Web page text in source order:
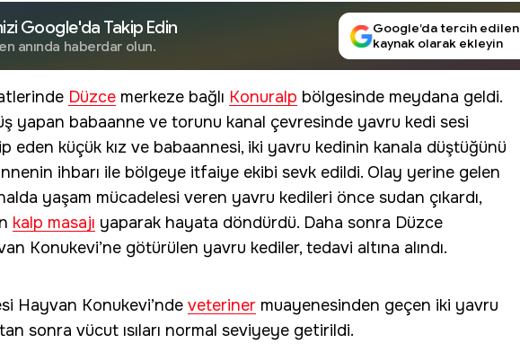
Google'da Takip Edin
anında haberdar olun.
Google’da tercih edilen
kaynak olarak ekleyin
Düzce merkeze bağlı Konuralp bölgesinde meydana geldi.
yapan babaanne ve torunu kanal çevresinde yavru kedi sesi
eden küçük kız ve babaannesi, iki yavru kedinin kanala düştüğünü
ihbarı ile bölgeye itfaiye ekibi sevk edildi. Olay yerine gelen
yaşam mücadelesi veren yavru kedileri önce sudan çıkardı,
kalp masajı yaparak hayata döndürdü. Daha sonra Düzce
Konukevi’ne götürülen yavru kediler, tedavi altına alındı.
Hayvan Konukevi’nde veteriner muayenesinden geçen iki yavru
sonra vücut ısıları normal seviyeye getirildi.